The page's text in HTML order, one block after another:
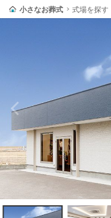
小さなお葬式 式場を探す